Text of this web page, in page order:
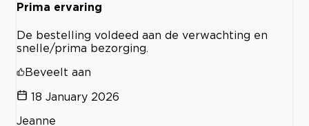
Prima ervaring
De bestelling voldeed aan de verwachting en
snelle/prima bezorging.
Beveelt aan
18 January 2026
Jeanne